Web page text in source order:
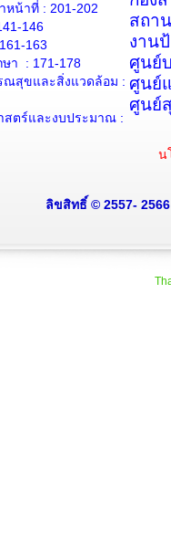
หน้าที่ : 201-202
146
161-163
ษา : 171-178
ณสุขและสิ่งแวดล้อม :
สตร์และงบประมาณ :
สถา
งาน
ศูนย์
ศูนย์
ศูนย์
น
ลิขสิทธิ์ © 2557-